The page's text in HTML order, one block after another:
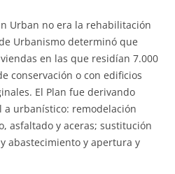
Urban no era la rehabilitación
Urbanismo determinó que
en las que residían 7.000
conservación o con edificios
El Plan fue derivando
a urbanístico: remodelación
asfaltado y aceras; sustitución
abastecimiento y apertura y